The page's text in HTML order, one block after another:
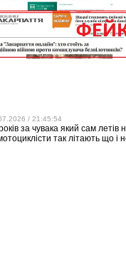
/ 21:45:54
за чувака який сам летів
так літають що і